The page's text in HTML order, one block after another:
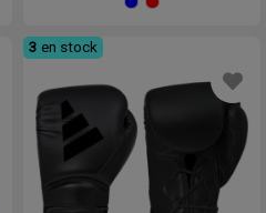
3 en stock